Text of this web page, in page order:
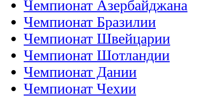
Чемпионат Азербайджана
Чемпионат Бразилии
Чемпионат Швейцарии
Чемпионат Шотландии
Чемпионат Дании
Чемпионат Чехии